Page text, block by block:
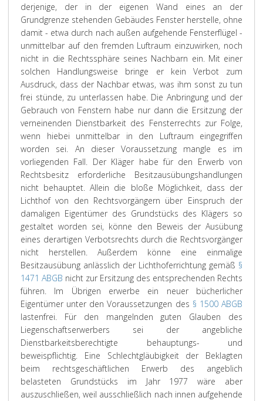
derjenige, der in der eigenen Wand eines an der
Grundgrenze stehenden Gebäudes Fenster herstelle, ohne
damit - etwa durch nach außen aufgehende Fensterflügel -
unmittelbar auf den fremden Luftraum einzuwirken, noch
nicht in die Rechtssphäre seines Nachbarn ein. Mit einer
solchen Handlungsweise bringe er kein Verbot zum
Ausdruck, dass der Nachbar etwas, was ihm sonst zu tun
frei stünde, zu unterlassen habe. Die Anbringung und der
Gebrauch von Fenstern habe nur dann die Ersitzung der
verneinenden Dienstbarkeit des Fensterrechts zur Folge,
wenn hiebei unmittelbar in den Luftraum eingegriffen
worden sei. An dieser Voraussetzung mangle es im
vorliegenden Fall. Der Kläger habe für den Erwerb von
Rechtsbesitz erforderliche Besitzausübungshandlungen
nicht behauptet. Allein die bloße Möglichkeit, dass der
Lichthof von den Rechtsvorgängern über Einspruch der
damaligen Eigentümer des Grundstücks des Klägers so
gestaltet worden sei, könne den Beweis der Ausübung
eines derartigen Verbotsrechts durch die Rechtsvorgänger
nicht herstellen. Außerdem könne eine einmalige
Besitzausübung anlässlich der Lichthoferrichtung gemäß §
1471 ABGB nicht zur Ersitzung des entsprechenden Rechts
führen. Im Übrigen erwerbe ein neuer bücherlicher
Eigentümer unter den Voraussetzungen des § 1500 ABGB
lastenfrei. Für den mangelnden guten Glauben des
Liegenschaftserwerbers sei der angebliche
Dienstbarkeitsberechtigte behauptungs- und
beweispflichtig. Eine Schlechtgläubigkeit der Beklagten
beim rechtsgeschäftlichen Erwerb des angeblich
belasteten Grundstücks im Jahr 1977 wäre aber
auszuschließen, weil ausschließlich nach innen aufgehende